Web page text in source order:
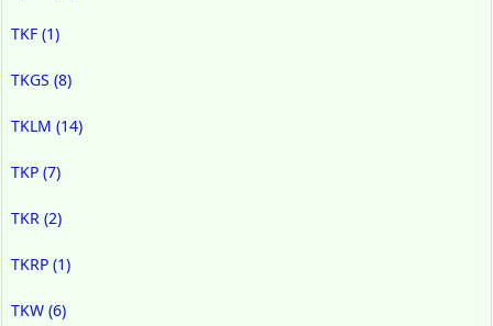
TKF (1)
TKGS (8)
TKLM (14)
TKP (7)
TKR (2)
TKRP (1)
TKW (6)